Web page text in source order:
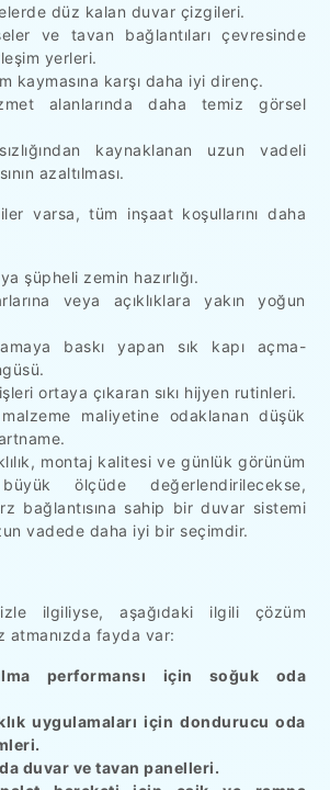
düz kalan duvar çizgileri.
ve tavan bağlantıları çevresinde
yerleri.
kaymasına karşı daha iyi direnç.
alanlarında daha temiz görsel
kaynaklanan uzun vadeli
azaltılması.
varsa, tüm inşaat koşullarını daha
şüpheli zemin hazırlığı.
veya açıklıklara yakın yoğun
baskı yapan sık kapı açma-
ortaya çıkaran sıkı hijyen rutinleri.
maliyetine odaklanan düşük
montaj kalitesi ve günlük görünüm
büyük ölçüde değerlendirilecekse,
bağlantısına sahip bir duvar sistemi
vadede daha iyi bir seçimdir.
ilgiliyse, aşağıdaki ilgili çözüm
atmanızda fayda var:
performansı için soğuk oda
uygulamaları için dondurucu oda
duvar ve tavan panelleri.